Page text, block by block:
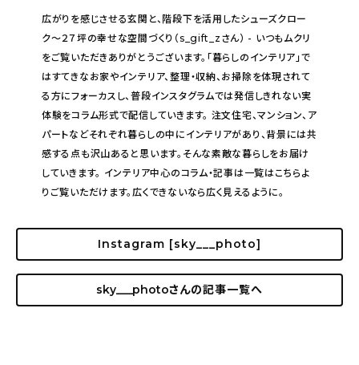
広がりを感じさせる玄関と、階段下を活用したシューズクロー
ク〜２７坪の幸せな空間づくり（s_gift_zさん） - いつもムクリ
をご覧いただきありがとうございます。「暮らしのインテリア」で
はすてきなお家やインテリア、整理・収納、お掃除を体現されて
る方にフォーカスし、普段インスタグラムでは発信しきれない実
体験をコラム形式で配信していきます。 注文住宅、マンション、ア
パートなどそれぞれ暮らしの中にインテリアがあり、背景には共
感する点も沢山あると思います。そんな素敵な暮らしをお届け
していきます。 インテリア中心のコラム・記事は一覧はこちらよ
りご覧いただけます。広くできないなら広く見えるように。
Instagram [sky___photo]
sky___photoさんの記事一覧へ